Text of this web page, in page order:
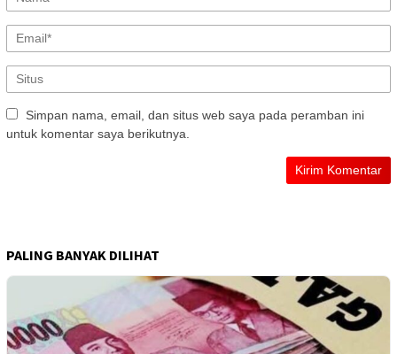
Simpan nama, email, dan situs web saya pada peramban ini
untuk komentar saya berikutnya.
PALING BANYAK DILIHAT